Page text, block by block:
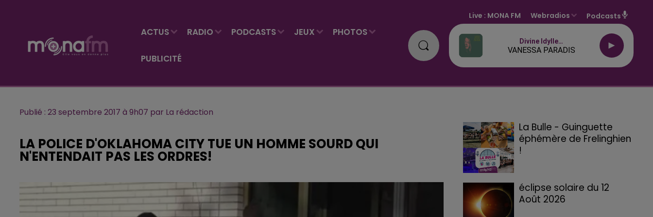
ACTUS RADIO PODCASTS JEUX PHOTOS
PUBLICITÉ
Live : MONA FM Webradios Podcasts
Divine Idylle…
VANESSA PARADIS
Publié : 23 septembre 2017 à 9h07 par La rédaction
LA POLICE D'OKLAHOMA CITY TUE UN HOMME SOURD QUI
N'ENTENDAIT PAS LES ORDRES!
La Bulle - Guinguette
éphémère de Frelinghien
!
éclipse solaire du 12
Août 2026